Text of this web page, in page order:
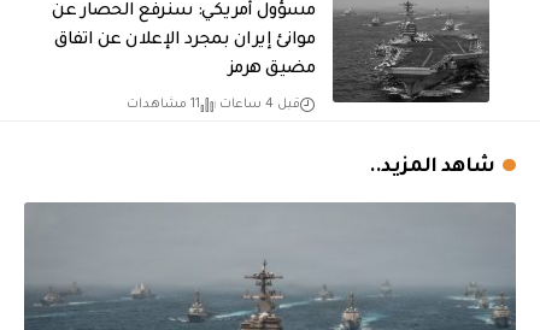
مسؤول أمريكي: سنرفع الحصار عن
موانئ إيران بمجرد الإعلان عن اتفاق
مضيق هرمز
قبل 4 ساعات 11 مشاهدات
شاهد المزيد..